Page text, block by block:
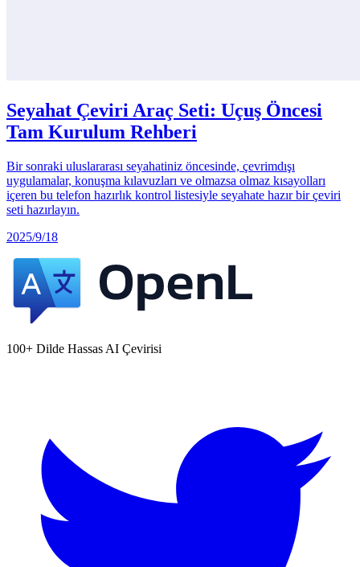
Seyahat Çeviri Araç Seti: Uçuş Öncesi
Tam Kurulum Rehberi
Bir sonraki uluslararası seyahatiniz öncesinde, çevrimdışı
uygulamalar, konuşma kılavuzları ve olmazsa olmaz kısayolları
içeren bu telefon hazırlık kontrol listesiyle seyahate hazır bir çeviri
seti hazırlayın.
2025/9/18
100+ Dilde Hassas AI Çevirisi